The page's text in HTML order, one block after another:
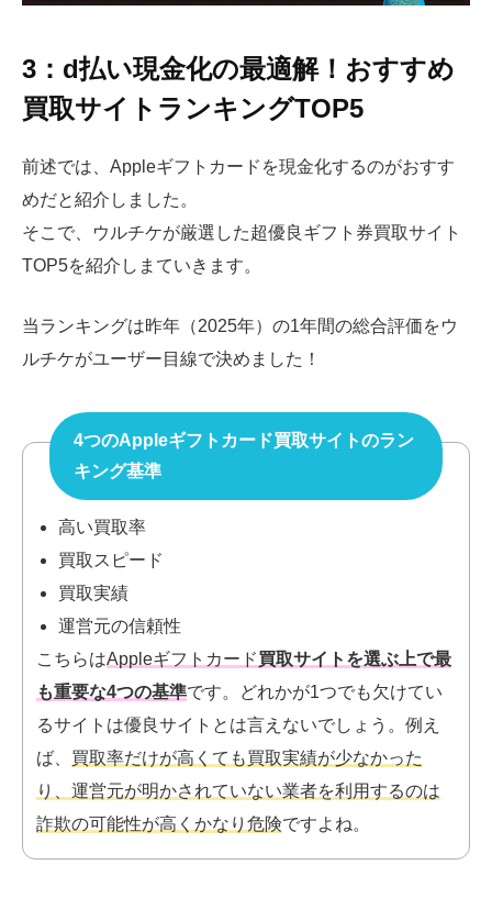
3：d払い現金化の最適解！おすすめ
買取サイトランキングTOP5
前述では、Appleギフトカードを現金化するのがおすす
めだと紹介しました。
そこで、ウルチケが厳選した超優良ギフト券買取サイト
TOP5を紹介しまていきます。
当ランキングは昨年（2025年）の1年間の総合評価をウ
ルチケがユーザー目線で決めました！
4つのAppleギフトカード買取サイトのラン
キング基準
高い買取率
買取スピード
買取実績
運営元の信頼性
こちらはAppleギフトカード買取サイトを選ぶ上で最
も重要な4つの基準です。
どれかが1つでも欠けてい
るサイトは優良サイトとは言えないでしょう。例え
ば、 買取率だけが高くても買取実績が少なかった
り、運営元が明かされていない業者を利用するのは
詐欺の可能性が高くかなり危険ですよね。